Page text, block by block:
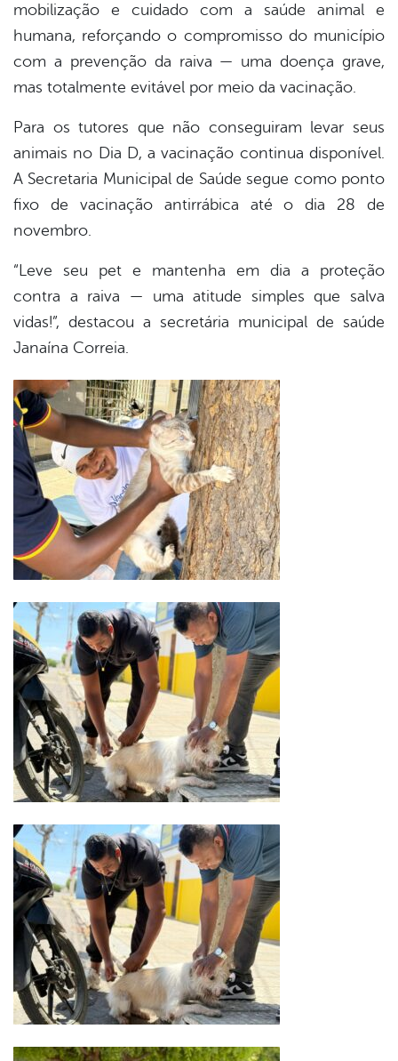
mobilização e cuidado com a saúde animal e
humana, reforçando o compromisso do município
com a prevenção da raiva — uma doença grave,
mas totalmente evitável por meio da vacinação.
Para os tutores que não conseguiram levar seus
animais no Dia D, a vacinação continua disponível.
A Secretaria Municipal de Saúde segue como ponto
fixo de vacinação antirrábica até o dia 28 de
novembro.
“Leve seu pet e mantenha em dia a proteção
contra a raiva — uma atitude simples que salva
vidas!”, destacou a secretária municipal de saúde
Janaína Correia.